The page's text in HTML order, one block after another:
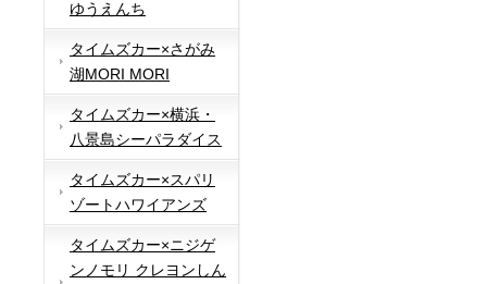
ゆうえんち
タイムズカー×さがみ
湖MORI MORI
タイムズカー×横浜・
八景島シーパラダイス
タイムズカー×スパリ
ゾートハワイアンズ
タイムズカー×ニジゲ
ンノモリ クレヨンしん